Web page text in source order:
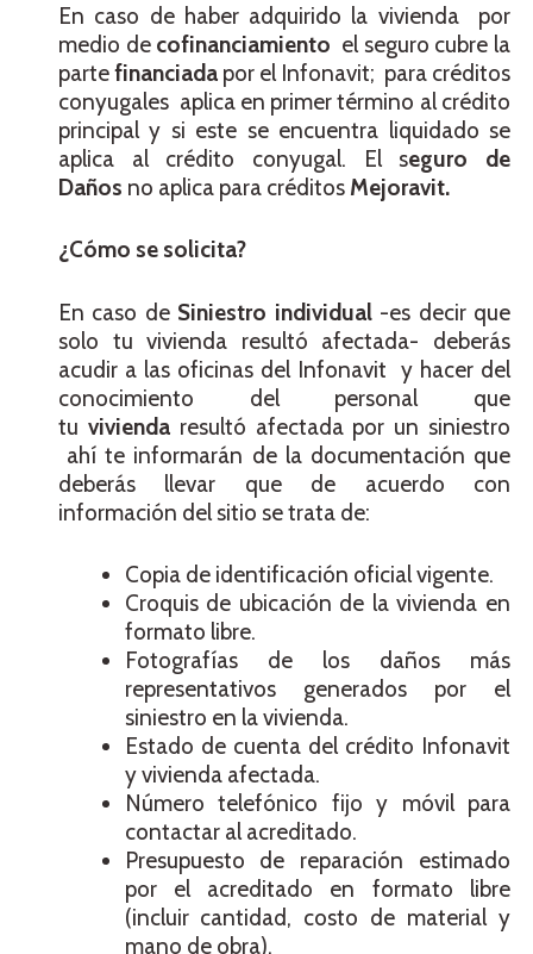
En caso de haber adquirido la vivienda por
medio de cofinanciamiento el seguro cubre la
partefinanciada por el Infonavit; para créditos
conyugales aplica en primer término al crédito
principal y si este se encuentra liquidado se
aplica al crédito conyugal. El seguro de
Daños no aplica para créditos Mejoravit.
¿Cómo se solicita?
En caso de Siniestro individual-es decir que
solo tu vivienda resultó afectada- deberás
acudir a las oficinas del Infonavit y hacer del
conocimiento del personal que
tu viviendaresultó afectada por un siniestro
ahí te informarán de la documentación que
deberás llevar que de acuerdo con
información del sitio se trata de:
Copia de identificación oficial vigente.
Croquis de ubicación de la vivienda en
formato libre.
Fotografías de los daños más
representativos generados por el
siniestro en la vivienda.
Estado de cuenta del crédito Infonavit
y vivienda afectada.
Número telefónico fijo y móvil para
contactar al acreditado.
Presupuesto de reparación estimado
por el acreditado en formato libre
(incluir cantidad, costo de material y
mano de obra).